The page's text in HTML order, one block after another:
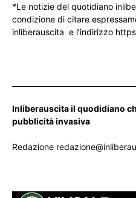
*Le notizie del quotidiano
condizione di citare
inliberauscita e l’indirizzo
Inliberauscita il quodidiano
pubblicità invasiva
Redazione